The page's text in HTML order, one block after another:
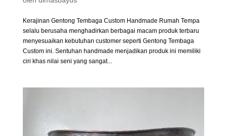
Kerajinan Gentong Tembaga Custom Handmade Rumah Tempa
selalu berusaha menghadirkan berbagai macam produk terbaru
menyesuaikan kebutuhan customer seperti Gentong Tembaga
Custom ini. Sentuhan handmade menjadikan produk ini memiliki
ciri khas nilai seni yang sangat...